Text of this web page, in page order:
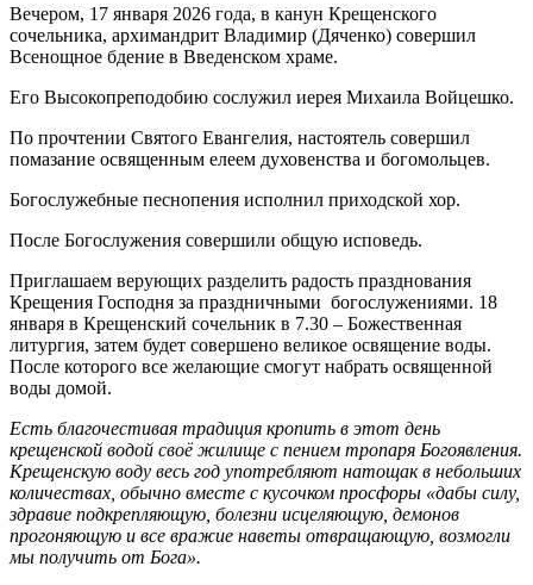
Вечером, 17 января 2026 года, в канун Крещенского
сочельника, архимандрит Владимир (Дяченко) совершил
Всенощное бдение в Введенском храме.
Его Высокопреподобию сослужил иерея Михаила Войцешко.
По прочтении Святого Евангелия, настоятель совершил
помазание освященным елеем духовенства и богомольцев.
Богослужебные песнопения исполнил приходской хор.
После Богослужения совершили общую исповедь.
Приглашаем верующих разделить радость празднования
Крещения Господня за праздничными богослужениями. 18
января в Крещенский сочельник в 7.30 – Божественная
литургия, затем будет совершено великое освящение воды.
После которого все желающие смогут набрать освященной
воды домой.
Есть благочестивая традиция кропить в этот день
крещенской водой своё жилище с пением тропаря Богоявления.
Крещенскую воду весь год употребляют натощак в небольших
количествах, обычно вместе с кусочком просфоры «дабы силу,
здравие подкрепляющую, болезни исцеляющую, демонов
прогоняющую и все вражие наветы отвращающую, возмогли
мы получить от Бога».